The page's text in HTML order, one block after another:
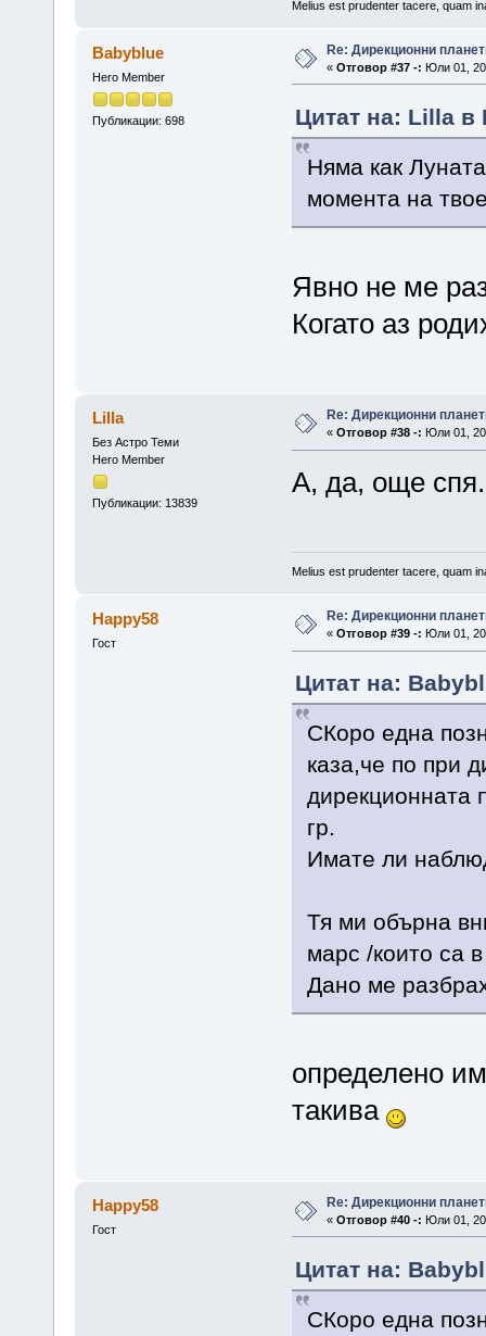
Melius est prudenter tacere, quam
Babyblue
Hero Member
Публикации: 698
Re: Дирекционни
« Отговор #37 -: Юли 01,
Цитат на: Lilla в
Няма как
момента на
Явно не ме
Когато аз
Lilla
Без Астро Теми
Hero Member
Публикации: 13839
Re: Дирекционни
« Отговор #38 -: Юли 01,
А, да, още
Melius est prudenter tacere, quam
Happy58
Гост
Re: Дирекционни
« Отговор #39 -: Юли 01,
Цитат на:
СКоро една
каза,че по при
дирекционната
гр.
Имате ли
Тя ми обърна
марс /които са
Дано ме
определено
такива
Happy58
Гост
Re: Дирекционни
« Отговор #40 -: Юли 01,
Цитат на:
СКоро една